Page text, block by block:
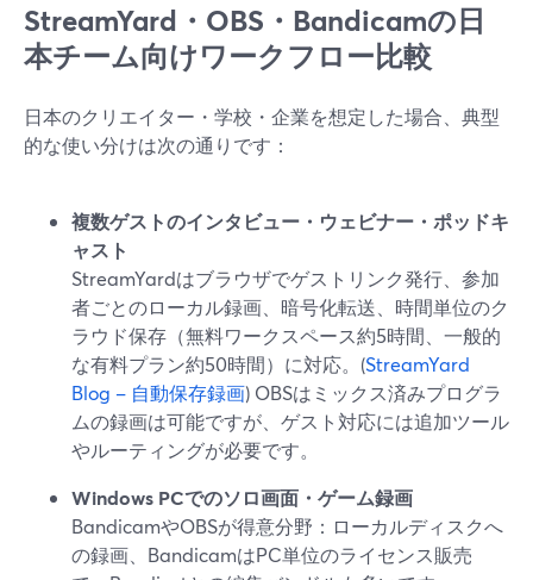
StreamYard・OBS・Bandicamの日
本チーム向けワークフロー比較
日本のクリエイター・学校・企業を想定した場合、典型
的な使い分けは次の通りです：
複数ゲストのインタビュー・ウェビナー・ポッドキ
ャスト
StreamYardはブラウザでゲストリンク発行、参加
者ごとのローカル録画、暗号化転送、時間単位のク
ラウド保存（無料ワークスペース約5時間、一般的
な有料プラン約50時間）に対応。(StreamYard
Blog – 自動保存録画) OBSはミックス済みプログラ
ムの録画は可能ですが、ゲスト対応には追加ツール
やルーティングが必要です。
Windows PCでのソロ画面・ゲーム録画
BandicamやOBSが得意分野：ローカルディスクへ
の録画、BandicamはPC単位のライセンス販売